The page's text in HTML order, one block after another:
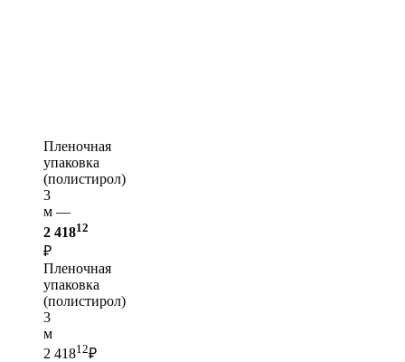
Пленочная
упаковка
(полистирол)
3
м —
2 41812
₽
Пленочная
упаковка
(полистирол)
3
м
2 41812₽